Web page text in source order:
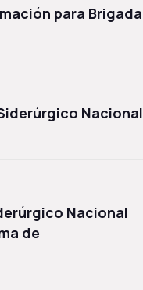
para Brigada
Nacional
Nacional
de